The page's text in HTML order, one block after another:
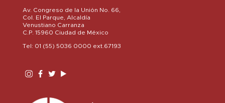
Av. Congreso de la Unión No. 66,
Col. El Parque, Alcaldía
Venustiano Carranza
C.P. 15960 Ciudad de México
Tel: 01 (55) 5036 0000 ext.67193